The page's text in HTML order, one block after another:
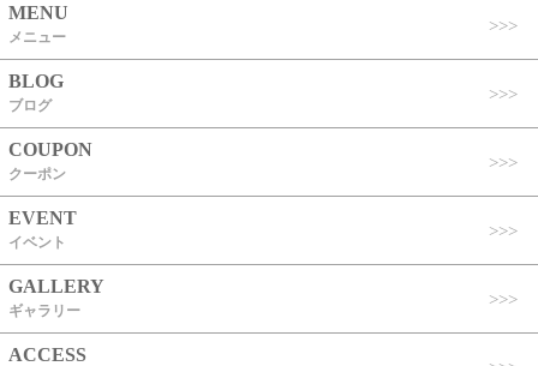
MENU
メニュー
BLOG
ブログ
COUPON
クーポン
EVENT
イベント
GALLERY
ギャラリー
ACCESS